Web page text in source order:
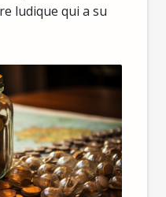
ludique qui a su